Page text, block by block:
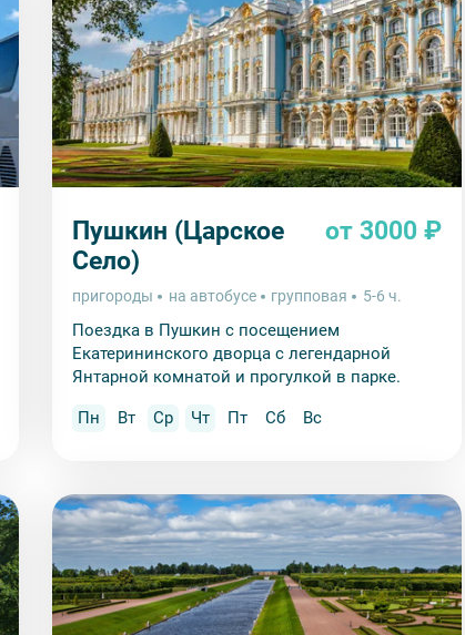
Пушкин (Царское
Село)
от 3000 ₽
пригороды на автобусе групповая 5-6 ч.
Поездка в Пушкин с посещением
Екатерининского дворца с легендарной
Янтарной комнатой и прогулкой в парке.
Пн Вт Ср Чт Пт Сб Вс